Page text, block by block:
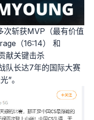
次斩获MVP（最有价值
（16:14） 和
献关键击杀
队长达7年的国际大赛
”。